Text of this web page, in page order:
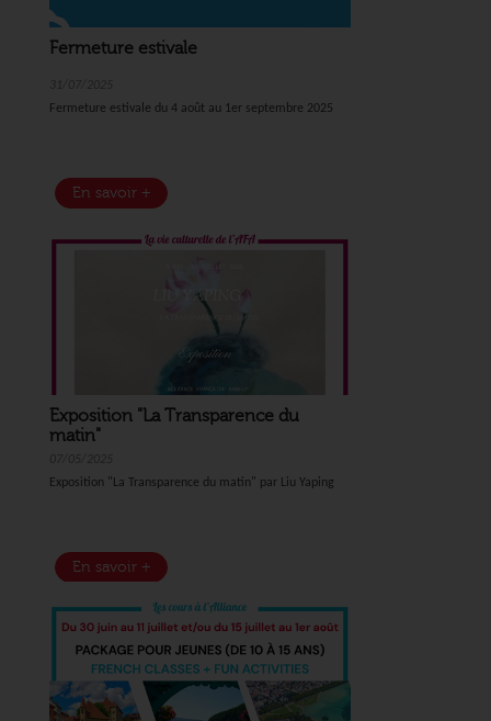
Fermeture estivale
31/07/2025
Fermeture estivale du 4 août au 1er septembre 2025
En savoir +
Exposition "La Transparence du
matin"
07/05/2025
Exposition "La Transparence du matin" par Liu Yaping
En savoir +